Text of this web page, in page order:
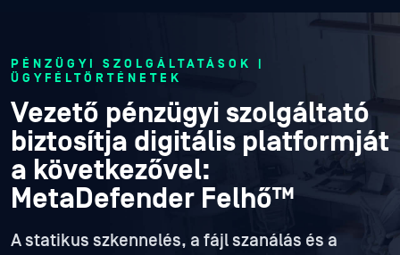
PÉNZÜGYI SZOLGÁLTATÁSOK |
ÜGYFÉLTÖRTÉNETEK
Vezető pénzügyi szolgáltató
biztosítja digitális platformját
a következővel:
MetaDefender Felhő™
A statikus szkennelés, a fájl szanálás és a